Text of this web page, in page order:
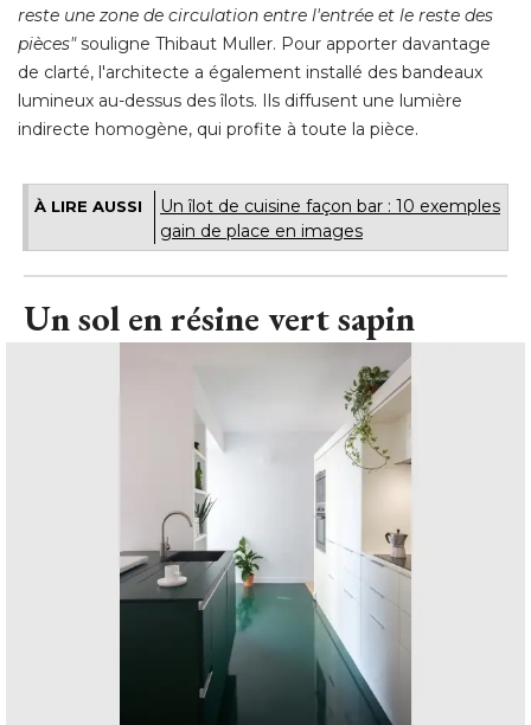
reste une zone de circulation entre l'entrée et le reste des
pièces"souligne Thibaut Muller. Pour apporter davantage
de clarté, l'architecte a également installé des bandeaux
lumineux au-dessus des îlots. Ils diffusent une lumière
indirecte homogène, qui profite à toute la pièce.
À LIRE AUSSI
Un îlot de cuisine façon bar : 10 exemples
gain de place en images
Un sol en résine vert sapin